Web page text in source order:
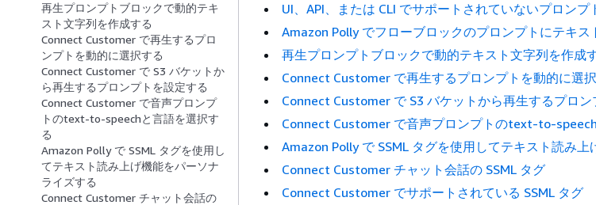
再生プロンプトブロックで動的テキ
スト文字列を作成する
Connect Customer で再生するプロ
ンプトを動的に選択する
Connect Customer で S3 バケットか
ら再生するプロンプトを設定する
Connect Customer で音声プロンプ
トのtext-to-speechと言語を選択す
る
Amazon Polly で SSML タグを使用し
てテキスト読み上げ機能をパーソナ
ライズする
Connect Customer チャット会話の
UI、API、または CLI でサポートされていないプロンプ
Amazon Polly でフローブロックのプロンプトにテキス
再生プロンプトブロックで動的テキスト文字列を作成
Connect Customer で再生するプロンプトを動的に選
Connect Customer で S3 バケットから再生するプロン
Connect Customer で音声プロンプトのtext-to-
Amazon Polly で SSML タグを使用してテキスト読み
Connect Customer チャット会話の SSML タグ
Connect Customer でサポートされている SSML タグ